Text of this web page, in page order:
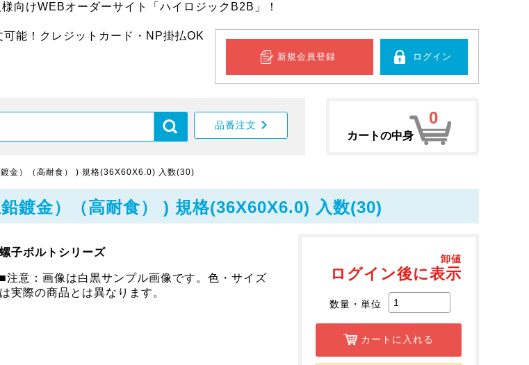
向けWEBオーダーサイト「ハイロジックB2B」！
能！クレジットカード・NP掛払OK
新規会員登録 ログイン
品番注文
カートの中身
0
金）（高耐食） ) 規格(36X60X6.0) 入数(30)
鍍金）（高耐食） ) 規格(36X60X6.0) 入数(30)
卸値
ログイン後に表示
数量・単位
カートに入れる
螺子ボルトシリーズ
■注意：画像は白黒サンプル画像です。色・サイズ
は実際の商品とは異なります。